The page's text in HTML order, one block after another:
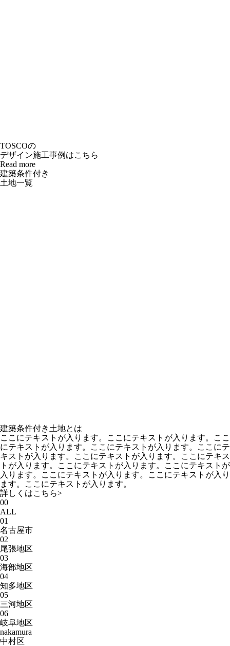
TOSCOの
デザイン施工事例はこちら
Read more
建築条件付き
土地一覧
建築条件付き土地とは
ここにテキストが入ります。ここにテキストが入ります。ここ
にテキストが入ります。ここにテキストが入ります。ここにテ
キストが入ります。ここにテキストが入ります。ここにテキス
トが入ります。ここにテキストが入ります。ここにテキストが
入ります。ここにテキストが入ります。ここにテキストが入り
ます。ここにテキストが入ります。
詳しくはこちら>
00
ALL
01
名古屋市
02
尾張地区
03
海部地区
04
知多地区
05
三河地区
06
岐阜地区
nakamura
中村区